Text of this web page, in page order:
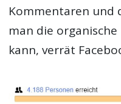
Kommentaren und
man die
kann, verrät